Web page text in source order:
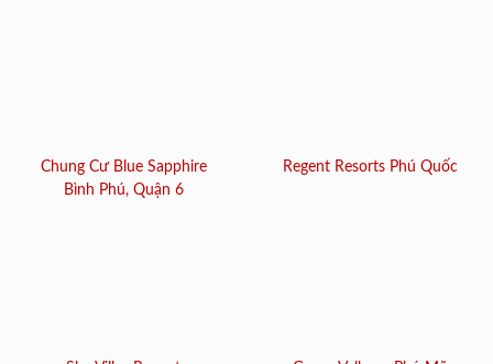
Chung Cư Blue Sapphire
Bình Phú, Quận 6
Regent Resorts Phú Quốc